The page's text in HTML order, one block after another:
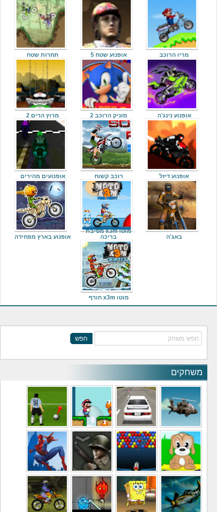
חפש
משחקים
משחקי מסוקים משחקי מכוניות משחקי סופר מריו משחקי כדורגל
משחקי לילדים משחקי באבלס משחקי מלחמה משחקי גיבורים
מריו הרוכב אופנוע שטח 5 תחרות שטח
אופנוע נינג'ה סוניק הרוכב 2 מרוץ הרים 2
אופנוע דיזל רוכב קשוח אופנועים מהירים
באג'ה
מוטו x3m מסיבת
בריכה
אופנוע בארץ מפחידה
מוטו x3m חורף